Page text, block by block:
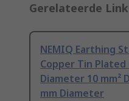
Gerelateerde
NEMIQ Earthing
Copper Tin Plated
Diameter 10 mm²
mm Diameter